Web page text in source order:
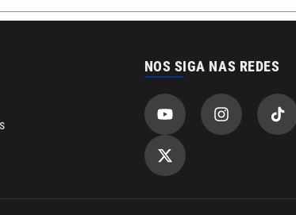
Entre em contato com a VTV News